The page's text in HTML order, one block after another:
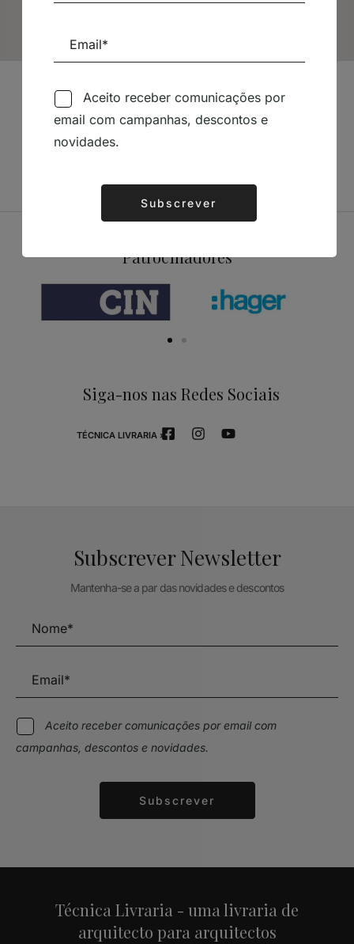
Patrocinadores
Siga-nos nas Redes Sociais
TÉCNICA LIVRARIA »
Subscrever Newsletter
Mantenha-se a par das novidades e descontos
Aceito receber comunicações por email com
campanhas, descontos e novidades.
Subscrever
Técnica Livraria - uma livraria de
arquitecto para arquitectos
Aceito receber comunicações por
email com campanhas, descontos e
novidades.
Subscrever